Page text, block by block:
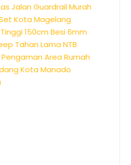
Jalan Guardrail Murah
Kota Magelang
150cm Besi 6mm
Tahan Lama NTB
Area Rumah
Kota Manado